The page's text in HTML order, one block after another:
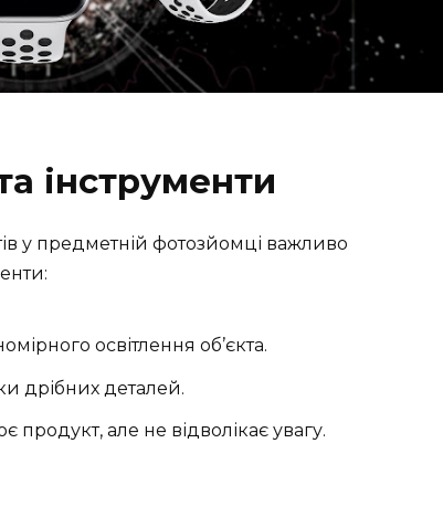
інструменти
у предметній фотозйомці важливо
освітлення об’єкта.
дрібних деталей.
але не відволікає увагу.